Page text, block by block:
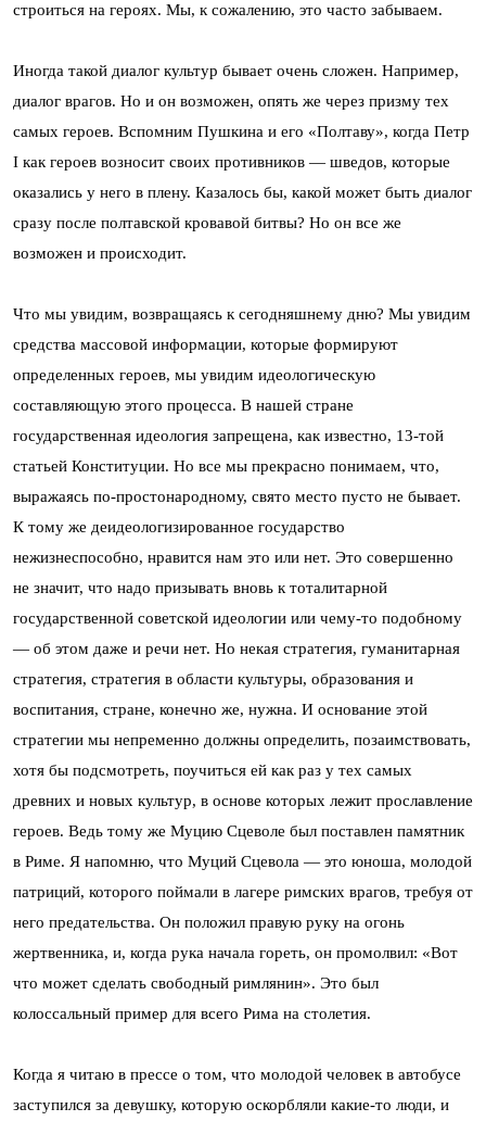
строиться на героях. Мы, к сожалению, это часто забываем.
Иногда такой диалог культур бывает очень сложен. Например,
диалог врагов. Но и он возможен, опять же через призму тех
самых героев. Вспомним Пушкина и его «Полтаву», когда Петр
I как героев возносит своих противников — шведов, которые
оказались у него в плену. Казалось бы, какой может быть диалог
сразу после полтавской кровавой битвы? Но он все же
возможен и происходит.
Что мы увидим, возвращаясь к сегодняшнему дню? Мы увидим
средства массовой информации, которые формируют
определенных героев, мы увидим идеологическую
составляющую этого процесса. В нашей стране
государственная идеология запрещена, как известно, 13-той
статьей Конституции. Но все мы прекрасно понимаем, что,
выражаясь по-простонародному, свято место пусто не бывает.
К тому же деидеологизированное государство
нежизнеспособно, нравится нам это или нет. Это совершенно
не значит, что надо призывать вновь к тоталитарной
государственной советской идеологии или чему-то подобному
— об этом даже и речи нет. Но некая стратегия, гуманитарная
стратегия, стратегия в области культуры, образования и
воспитания, стране, конечно же, нужна. И основание этой
стратегии мы непременно должны определить, позаимствовать,
хотя бы подсмотреть, поучиться ей как раз у тех самых
древних и новых культур, в основе которых лежит прославление
героев. Ведь тому же Муцию Сцеволе был поставлен памятник
в Риме. Я напомню, что Муций Сцевола — это юноша, молодой
патриций, которого поймали в лагере римских врагов, требуя от
него предательства. Он положил правую руку на огонь
жертвенника, и, когда рука начала гореть, он промолвил: «Вот
что может сделать свободный римлянин». Это был
колоссальный пример для всего Рима на столетия.
Когда я читаю в прессе о том, что молодой человек в автобусе
заступился за девушку, которую оскорбляли какие-то люди, и